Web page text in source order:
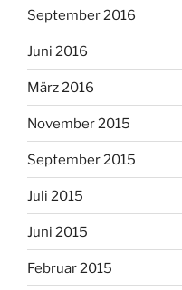
September 2016
Juni 2016
März 2016
November 2015
September 2015
Juli 2015
Juni 2015
Februar 2015